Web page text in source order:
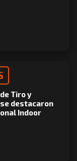
Tiro y
destacaron
Indoor